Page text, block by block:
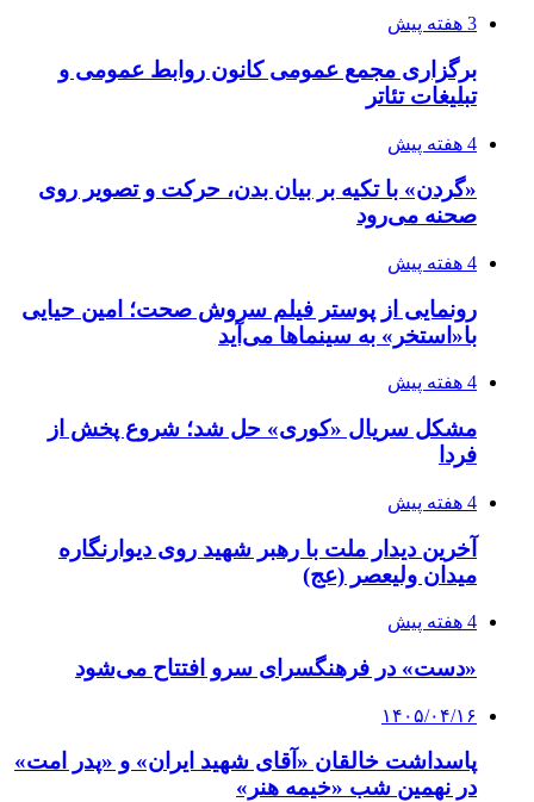
3 هفته پیش
برگزاری مجمع عمومی کانون روابط عمومی و
تبلیغات تئاتر
4 هفته پیش
«گردن» با تکیه بر بیان بدن، حرکت و تصویر روی
صحنه می‌رود
4 هفته پیش
رونمایی از پوستر فیلم سروش صحت؛ امین حیایی
با«استخر» به سینماها می‌آید
4 هفته پیش
مشکل سریال «کوری» حل شد؛ شروع پخش از
فردا
4 هفته پیش
آخرین دیدار ملت با رهبر شهید روی دیوارنگاره
میدان ولیعصر (عج)
4 هفته پیش
«دست» در فرهنگسرای سرو افتتاح می‌شود
۱۴۰۵/۰۴/۱۶
پاسداشت خالقان «آقای شهید ایران» و «پدر امت»
در نهمین شب «خیمه هنر»